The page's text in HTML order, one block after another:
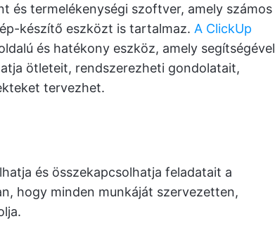
és termelékenységi szoftver, amely számos
készítő eszközt is tartalmaz. A ClickUp
és hatékony eszköz, amely segítségével
ötleteit, rendszerezheti gondolatait,
tervezhet.
és összekapcsolhatja feladatait a
hogy minden munkáját szervezetten,